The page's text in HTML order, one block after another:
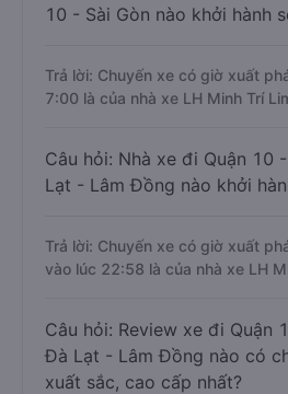
10 - Sài Gòn nào khởi hành
Trả lời: Chuyến xe có giờ xuất
7:00 là của nhà xe LH Minh Trí
Câu hỏi: Nhà xe đi Quận 10
Lạt - Lâm Đồng nào khởi
Trả lời: Chuyến xe có giờ xuất
vào lúc 22:58 là của nhà xe LH
Câu hỏi: Review xe đi Quận
Đà Lạt - Lâm Đồng nào có
xuất sắc, cao cấp nhất?